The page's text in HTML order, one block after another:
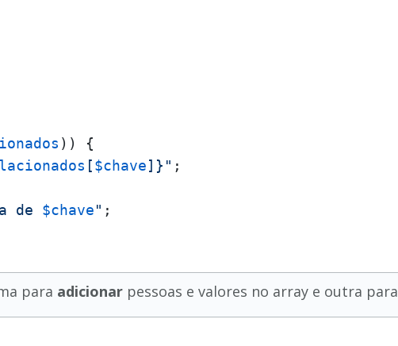
)) {
[$chave]}" ;
de $chave" ;
para adicionar pessoas e valores no array e outra para